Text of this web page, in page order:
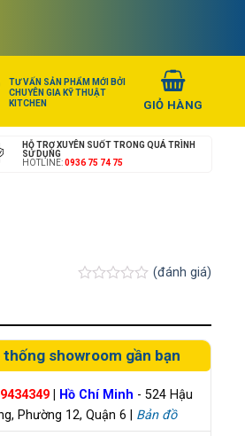
TƯ VẤN SẢN PHẨM MỚI BỞI
CHUYÊN GIA KỸ THUẬT
KITCHEN
HỖ TRỢ XUYÊN SUỐT TRONG QUÁ TRÌNH
SỬ DỤNG
HOTLINE:0936 75 74 75
hạng
0.0
5
sao
(đánh giá)
thống showroom gần bạn
| Hồ Chí Minh - 524 Hậu
Phường 12, Quận 6 | Bản đồ